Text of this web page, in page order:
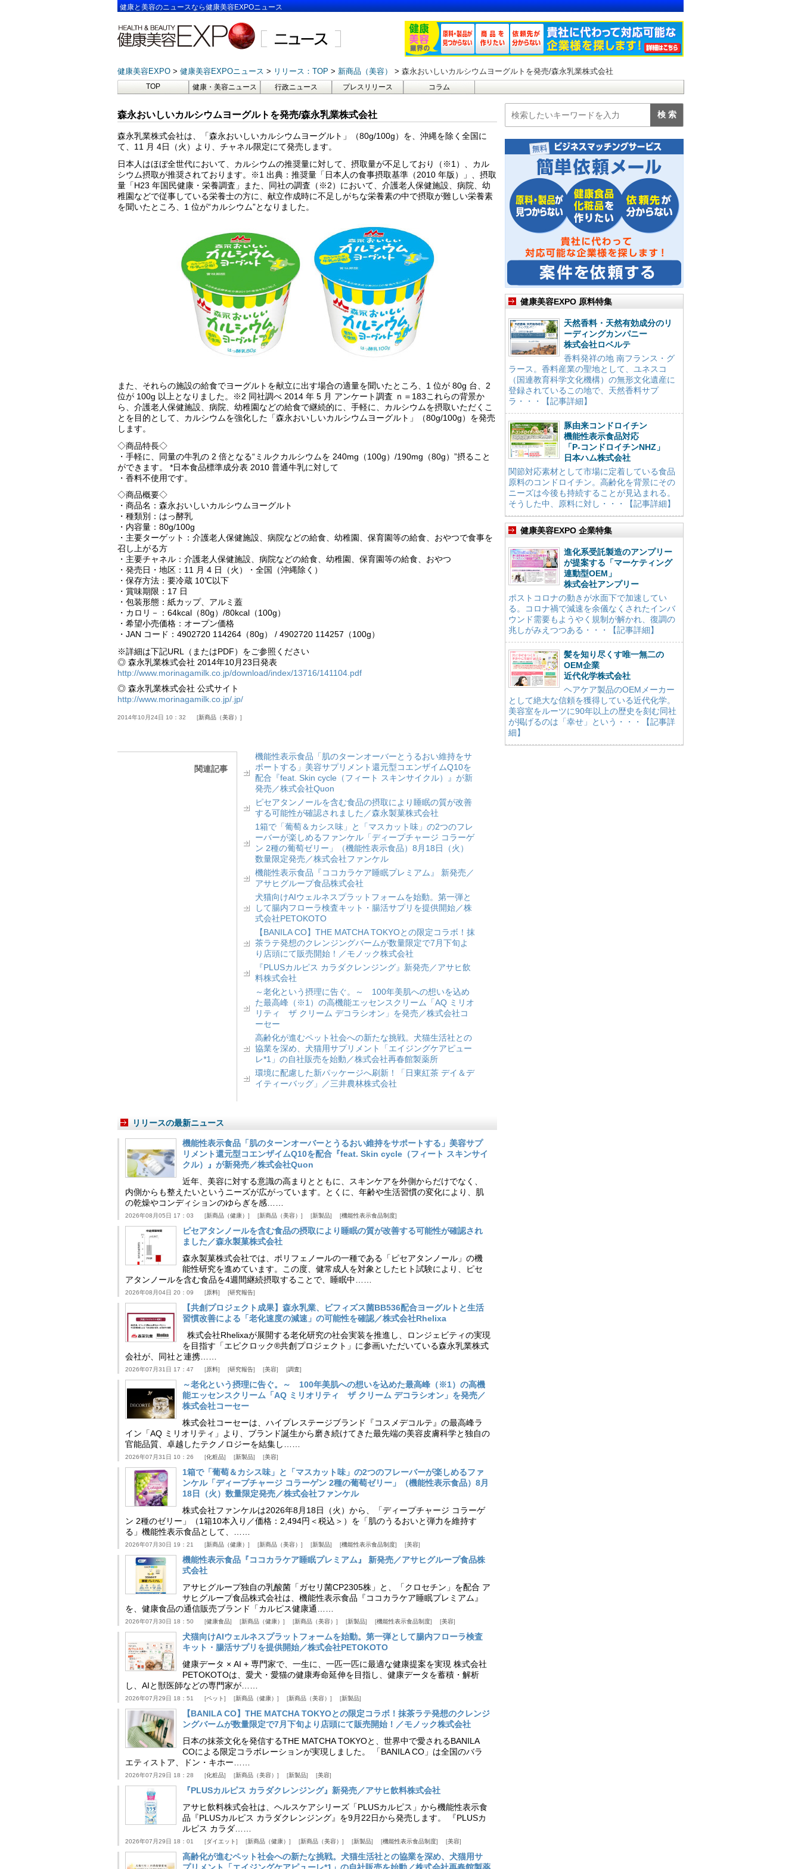
健康と美容のニュースなら健康美容EXPOニュース
健康美容EXPO 健康美容EXPOニュース リリース：TOP 新商品（美容） 森永おいしいカルシウムヨーグルトを発売/森永乳業株式会社
TOP 健康・美容ニュース 行政ニュース プレスリリース コラム
森永おいしいカルシウムヨーグルトを発売/森永乳業株式会社
森永乳業株式会社は、「森永おいしいカルシウムヨーグルト」（80g/100g）を、沖縄を除く全国に
て、11 月 4日（火）より、チャネル限定にて発売します。
日本人はほぼ全世代において、カルシウムの推奨量に対して、摂取量が不足しており（※1）、カル
シウム摂取が推奨されております。※1 出典：推奨量「日本人の食事摂取基準（2010 年版）」、摂取
量「H23 年国民健康・栄養調査」また、同社の調査（※2）において、介護老人保健施設、病院、幼
稚園などで従事している栄養士の方に、献立作成時に不足しがちな栄養素の中で摂取が難しい栄養素
を聞いたところ、1 位が“カルシウム”となりました。
また、それらの施設の給食でヨーグルトを献立に出す場合の適量を聞いたところ、1 位が 80g 台、2
位が 100g 以上となりました。※2 同社調べ 2014 年 5 月 アンケート調査 ｎ＝183これらの背景か
ら、介護老人保健施設、病院、幼稚園などの給食で継続的に、手軽に、カルシウムを摂取いただくこ
とを目的として、カルシウムを強化した「森永おいしいカルシウムヨーグルト」（80g/100g）を発売
します。
◇商品特長◇
・手軽に、同量の牛乳の 2 倍となる“ミルクカルシウムを 240mg（100g）/190mg（80g）”摂ること
ができます。 *日本食品標準成分表 2010 普通牛乳に対して
・香料不使用です。
◇商品概要◇
・商品名：森永おいしいカルシウムヨーグルト
・種類別：はっ酵乳
・内容量：80g/100g
・主要ターゲット：介護老人保健施設、病院などの給食、幼稚園、保育園等の給食、おやつで食事を
召し上がる方
・主要チャネル：介護老人保健施設、病院などの給食、幼稚園、保育園等の給食、おやつ
・発売日・地区：11 月 4 日（火）・全国（沖縄除く）
・保存方法：要冷蔵 10℃以下
・賞味期限：17 日
・包装形態：紙カップ、アルミ蓋
・カロリ－：64kcal（80g）/80kcal（100g）
・希望小売価格：オープン価格
・JAN コード：4902720 114264（80g） / 4902720 114257（100g）
※詳細は下記URL（またはPDF）をご参照ください
◎ 森永乳業株式会社 2014年10月23日発表
http://www.morinagamilk.co.jp/download/index/13716/141104.pdf
◎ 森永乳業株式会社 公式サイト
http://www.morinagamilk.co.jp/.jp/
2014年10月24日 10：32 新商品（美容）
関連記事
機能性表示食品「肌のターンオーバーとうるおい維持をサ
ポートする」美容サプリメント還元型コエンザイムQ10を
配合『feat. Skin cycle（フィート スキンサイクル）』が新
発売／株式会社Quon
ピセアタンノールを含む食品の摂取により睡眠の質が改善
する可能性が確認されました／森永製菓株式会社
1箱で「葡萄＆カシス味」と「マスカット味」の2つのフレ
ーバーが楽しめるファンケル「ディープチャージ コラーゲ
ン 2種の葡萄ゼリー」（機能性表示食品）8月18日（火）
数量限定発売／株式会社ファンケル
機能性表示食品『ココカラケア睡眠プレミアム』 新発売／
アサヒグループ食品株式会社
犬猫向けAIウェルネスプラットフォームを始動。第一弾と
して腸内フローラ検査キット・腸活サプリを提供開始／株
式会社PETOKOTO
【BANILA CO】THE MATCHA TOKYOとの限定コラボ！抹
茶ラテ発想のクレンジングバームが数量限定で7月下旬よ
り店頭にて販売開始！／モノック株式会社
『PLUSカルピス カラダクレンジング』新発売／アサヒ飲
料株式会社
～老化という摂理に告ぐ。～ 100年美肌への想いを込め
た最高峰（※1）の高機能エッセンスクリーム「AQ ミリオ
リティ ザ クリーム デコラシオン」を発売／株式会社コ
ーセー
高齢化が進むペット社会への新たな挑戦。犬猫生活社との
協業を深め、犬猫用サプリメント「エイジングケアピュー
レ*1」の自社販売を始動／株式会社再春館製薬所
環境に配慮した新パッケージへ刷新！「日東紅茶 デイ＆デ
イティーバッグ」／三井農林株式会社
リリースの最新ニュース
機能性表示食品「肌のターンオーバーとうるおい維持をサポートする」美容サプ
リメント還元型コエンザイムQ10を配合『feat. Skin cycle（フィート スキンサイ
クル）』が新発売／株式会社Quon
近年、美容に対する意識の高まりとともに、スキンケアを外側からだけでなく、
内側からも整えたいというニーズが広がっています。とくに、年齢や生活習慣の変化により、肌
の乾燥やコンディションのゆらぎを感……
2026年08月05日 17：03 新商品（健康） 新商品（美容） 新製品 機能性表示食品制度
ピセアタンノールを含む食品の摂取により睡眠の質が改善する可能性が確認され
ました／森永製菓株式会社
森永製菓株式会社では、ポリフェノールの一種である「ピセアタンノール」の機
能性研究を進めています。この度、健常成人を対象としたヒト試験により、ピセ
アタンノールを含む食品を4週間継続摂取することで、睡眠中……
2026年08月04日 20：09 原料 研究報告
【共創プロジェクト成果】森永乳業、ビフィズス菌BB536配合ヨーグルトと生活
習慣改善による「老化速度の減速」の可能性を確認／株式会社Rhelixa
株式会社Rhelixaが展開する老化研究の社会実装を推進し、ロンジェビティの実現
を目指す「エピクロック®共創プロジェクト」に参画いただいている森永乳業株式
会社が、同社と連携……
2026年07月31日 17：47 原料 研究報告 美容 調査
～老化という摂理に告ぐ。～ 100年美肌への想いを込めた最高峰（※1）の高機
能エッセンスクリーム「AQ ミリオリティ ザ クリーム デコラシオン」を発売／
株式会社コーセー
株式会社コーセーは、ハイプレステージブランド『コスメデコルテ』の最高峰ラ
イン「AQ ミリオリティ」より、ブランド誕生から磨き続けてきた最先端の美容皮膚科学と独自の
官能品質、卓越したテクノロジーを結集し……
2026年07月31日 10：26 化粧品 新製品 美容
1箱で「葡萄＆カシス味」と「マスカット味」の2つのフレーバーが楽しめるファ
ンケル「ディープチャージ コラーゲン 2種の葡萄ゼリー」（機能性表示食品）8月
18日（火）数量限定発売／株式会社ファンケル
株式会社ファンケルは2026年8月18日（火）から、「ディープチャージ コラーゲ
ン 2種のゼリー」（1箱10本入り／価格：2,494円＜税込＞）を「肌のうるおいと弾力を維持す
る」機能性表示食品として、……
2026年07月30日 19：21 新商品（健康） 新商品（美容） 新製品 機能性表示食品制度 美容
機能性表示食品『ココカラケア睡眠プレミアム』 新発売／アサヒグループ食品株
式会社
アサヒグループ独自の乳酸菌「ガセリ菌CP2305株」と、「クロセチン」を配合 ア
サヒグループ食品株式会社は、機能性表示食品『ココカラケア睡眠プレミアム』
を、健康食品の通信販売ブランド「カルピス健康通……
2026年07月30日 18：50 健康食品 新商品（健康） 新商品（美容） 新製品 機能性表示食品制度 美容
犬猫向けAIウェルネスプラットフォームを始動。第一弾として腸内フローラ検査
キット・腸活サプリを提供開始／株式会社PETOKOTO
健康データ × AI + 専門家で、一生に、一匹一匹に最適な健康提案を実現 株式会社
PETOKOTOは、愛犬・愛猫の健康寿命延伸を目指し、健康データを蓄積・解析
し、AIと獣医師などの専門家が……
2026年07月29日 18：51 ペット 新商品（健康） 新商品（美容） 新製品
【BANILA CO】THE MATCHA TOKYOとの限定コラボ！抹茶ラテ発想のクレンジ
ングバームが数量限定で7月下旬より店頭にて販売開始！／モノック株式会社
日本の抹茶文化を発信するTHE MATCHA TOKYOと、世界中で愛されるBANILA
COによる限定コラボレーションが実現しました。 「BANILA CO」は全国のバラ
エティストア、ドン・キホー……
2026年07月29日 18：28 化粧品 新商品（美容） 新製品 美容
『PLUSカルピス カラダクレンジング』新発売／アサヒ飲料株式会社
アサヒ飲料株式会社は、ヘルスケアシリーズ「PLUSカルピス」から機能性表示食
品『PLUSカルピス カラダクレンジング』を9月22日から発売します。 『PLUSカ
ルピス カラダ……
2026年07月29日 18：01 ダイエット 新商品（健康） 新商品（美容） 新製品 機能性表示食品制度 美容
高齢化が進むペット社会への新たな挑戦。犬猫生活社との協業を深め、犬猫用サ
プリメント「エイジングケアピューレ*1」の自社販売を始動／株式会社再春館製薬
健康美容EXPO 原料特集
天然香料・天然有効成分のリ
ーディングカンパニー
株式会社ロベルテ
香料発祥の地 南フランス・グ
ラース。香料産業の聖地として、ユネスコ
（国連教育科学文化機構）の無形文化遺産に
登録されているこの地で、天然香料サプ
ラ・・・【記事詳細】
豚由来コンドロイチン
機能性表示食品対応
「P-コンドロイチンNHZ」
日本ハム株式会社
関節対応素材として市場に定着している食品
原料のコンドロイチン。高齢化を背景にその
ニーズは今後も持続することが見込まれる。
そうした中、原料に対し・・・【記事詳細】
健康美容EXPO 企業特集
進化系受託製造のアンプリー
が提案する「マーケティング
連動型OEM」
株式会社アンプリー
ポストコロナの動きが水面下で加速してい
る。コロナ禍で減速を余儀なくされたインバ
ウンド需要もようやく規制が解かれ、復調の
兆しがみえつつある・・・【記事詳細】
髪を知り尽くす唯一無二の
OEM企業
近代化学株式会社
ヘアケア製品のOEMメーカー
として絶大な信頼を獲得している近代化学。
美容室をルーツに90年以上の歴史を刻む同社
が掲げるのは「幸せ」という・・・【記事詳
細】